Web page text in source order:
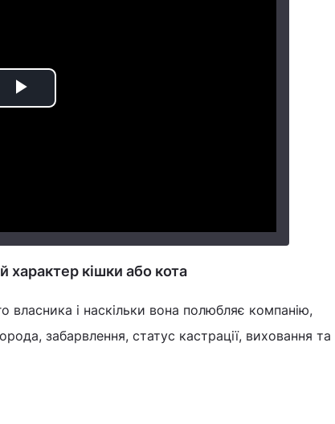
Play
характер кішки або кота
власника і наскільки вона полюбляє компанію,
забарвлення, статус кастрації, виховання та